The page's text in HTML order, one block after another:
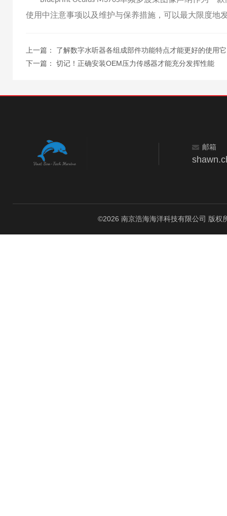
使用中注意事项以及维护与保养措施，可以最大限度地
上一篇： 了解数字水听器各组成部件功能特点才能更好的使用它
下一篇： 切记！正确安装OEM压力传感器才能充分发挥性能
邮箱
©2026 南京浩海海洋科技有限公司 版权